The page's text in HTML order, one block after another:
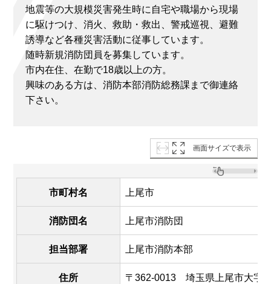
地震等の大規模災害発生時に自宅や職場から現場
に駆けつけ、消火、救助・救出、警戒巡視、避難
誘導など各種災害活動に従事しています。
随時新規消防団員を募集しています。
市内在住、在勤で18歳以上の方。
興味のある方は、消防本部消防総務課まで御連絡
下さい。
画面サイズで表示
市町村名 上尾市
消防団名 上尾市消防団
担当部署 上尾市消防本部
住所 〒362-0013 埼玉県上尾市大字